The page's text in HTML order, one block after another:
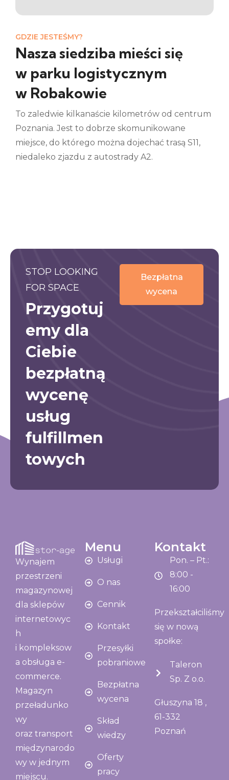
GDZIE JESTEŚMY?
Nasza siedziba mieści się
w parku logistycznym
w Robakowie
To zaledwie kilkanaście kilometrów od centrum
Poznania. Jest to dobrze skomunikowane
miejsce, do którego można dojechać trasą S11,
niedaleko zjazdu z autostrady A2.
STOP LOOKING
FOR SPACE
Przygotuj
emy dla
Ciebie
bezpłatną
wycenę
usług
fulfillmen
towych
Bezpłatna
wycena
Wynajem
przestrzeni
magazynowej
dla sklepów
internetowyc
h
i kompleksow
a obsługa e-
commerce.
Magazyn
przeładunko
wy
oraz transport
międzynarodo
wy w jednym
miejscu.
Menu
Usługi
O nas
Cennik
Kontakt
Przesyłki
pobraniowe
Bezpłatna
wycena
Skład
wiedzy
Oferty
pracy
Kontakt
Pon. – Pt.:
8:00 -
16:00
Przekształciliśmy
się w nową
społke:
Taleron
Sp. Z o.o.
Głuszyna 18 ,
61-332
Poznań